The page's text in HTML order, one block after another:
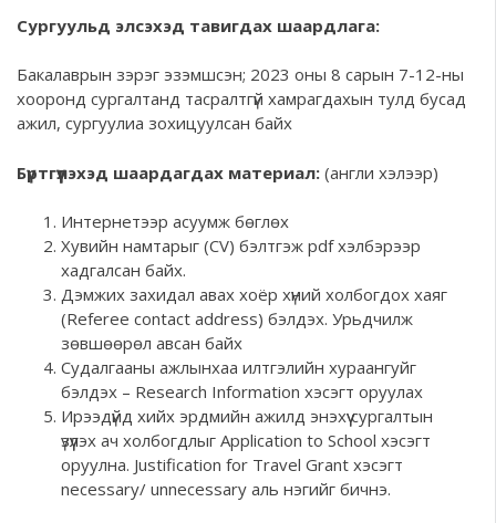
Сургуульд элсэхэд тавигдах шаардлага:
Бакалаврын зэрэг эзэмшсэн; 2023 оны 8 сарын 7-12-ны
хооронд сургалтанд тасралтгүй хамрагдахын тулд бусад
ажил, сургуулиа зохицуулсан байх
Бүртгүүлэхэд шаардагдах материал: (англи хэлээр)
Интернетээр асуумж бөглөх
Хувийн намтарыг (CV) бэлтгэж pdf хэлбэрээр
хадгалсан байх.
Дэмжих захидал авах хоёр хүний холбогдох хаяг
(Referee contact address) бэлдэх. Урьдчилж
зөвшөөрөл авсан байх
Судалгааны ажлынхаа илтгэлийн хураангуйг
бэлдэх – Research Information хэсэгт оруулах
Ирээдүйд хийх эрдмийн ажилд энэхүү сургалтын
үзүүлэх ач холбогдлыг Application to School хэсэгт
оруулна. Justification for Travel Grant хэсэгт
necessary/ unnecessary аль нэгийг бичнэ.